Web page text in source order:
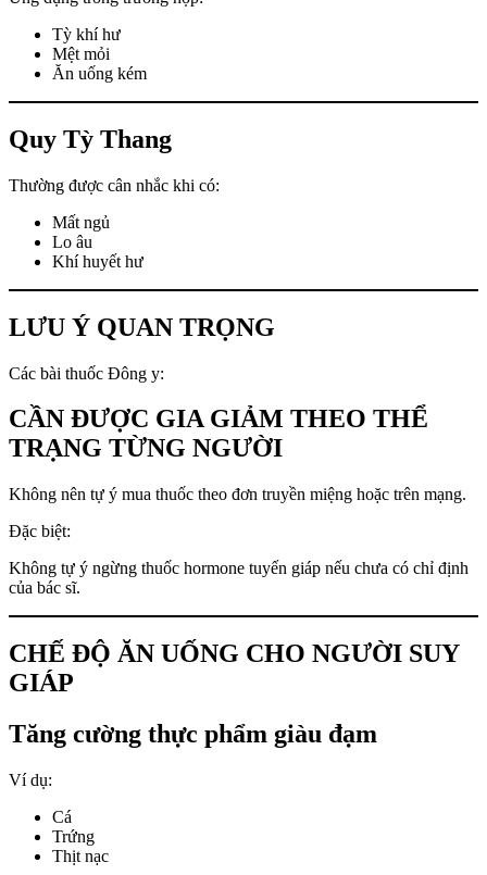
Tỳ khí hư
Mệt mỏi
Ăn uống kém
Quy Tỳ Thang
Thường được cân nhắc khi có:
Mất ngủ
Lo âu
Khí huyết hư
LƯU Ý QUAN TRỌNG
Các bài thuốc Đông y:
CẦN ĐƯỢC GIA GIẢM THEO THỂ
TRẠNG TỪNG NGƯỜI
Không nên tự ý mua thuốc theo đơn truyền miệng hoặc trên mạng.
Đặc biệt:
Không tự ý ngừng thuốc hormone tuyến giáp nếu chưa có chỉ định
của bác sĩ.
CHẾ ĐỘ ĂN UỐNG CHO NGƯỜI SUY
GIÁP
Tăng cường thực phẩm giàu đạm
Ví dụ:
Cá
Trứng
Thịt nạc